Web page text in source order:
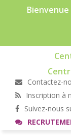
Contactez-
Inscription à
Suivez-nous